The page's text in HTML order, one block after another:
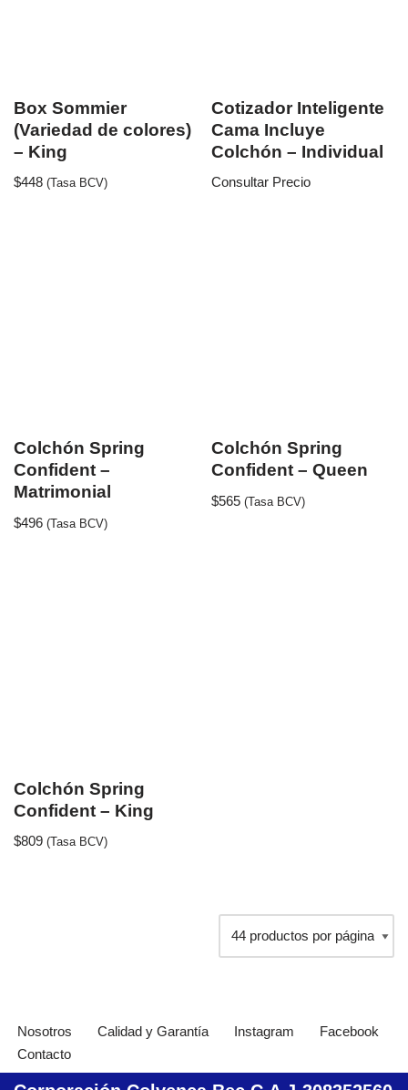
Box Sommier
(Variedad de colores)
– King
$448 (Tasa BCV)
Cotizador Inteligente
Cama Incluye
Colchón – Individual
Consultar Precio
Colchón Spring
Confident –
Matrimonial
$496 (Tasa BCV)
Colchón Spring
Confident – Queen
$565 (Tasa BCV)
Colchón Spring
Confident – King
$809 (Tasa BCV)
Nosotros Calidad y Garantía Instagram
Facebook
Contacto